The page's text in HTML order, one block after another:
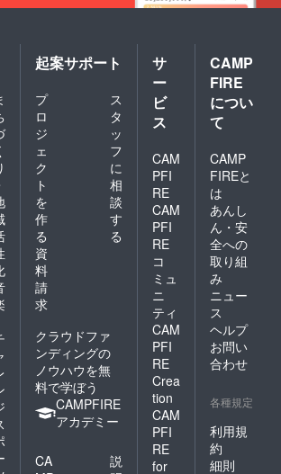
起案サポート
プ
ロ
ジ
ェ
ク
ト
を
作
る
ス
タ
ッ
フ
に
相
談
す
る
資
料
請
求
クラウドファ
ンディングの
ノウハウを無
料で学ぼう
CAMPFIRE
アカデミー
CA
説
サ
ー
ビ
ス
CAM
PFI
RE
CAM
PFI
RE
コ
ミュ
ニ
ティ
CAM
PFI
RE
Crea
tion
CAM
PFI
RE
for
CAMP
FIRE
につい
て
CAMP
FIREと
は
あんし
ん・安
全への
取り組
み
ニュー
ス
ヘルプ
お問い
合わせ
各種規定
利用規
約
細則